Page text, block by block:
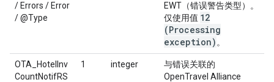
/ Errors / Error
/ @Type
EWT（错误警告类型）。
仅使用值 12
(Processing
exception) 。
OTA_HotelInv
CountNotifRS
1 integer
与错误关联的
OpenTravel Alliance